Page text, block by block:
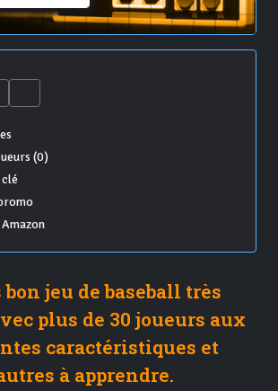
(0)
jeu de baseball très
plus de 30 joueurs aux
caractéristiques et
à apprendre.